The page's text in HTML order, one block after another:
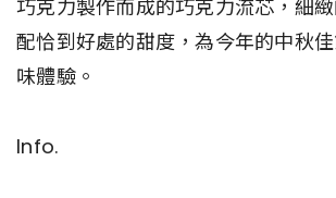
巧克力製作而成的巧克力流芯，細
配恰到好處的甜度，為今年的中秋
味體驗。
Info.